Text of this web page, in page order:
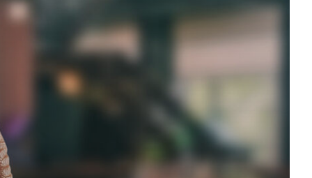
do ChataGPT Go dla klientów Revoluta. Nowy benefit we
– Standard i Plus – z usługi będzie można korzsytać za